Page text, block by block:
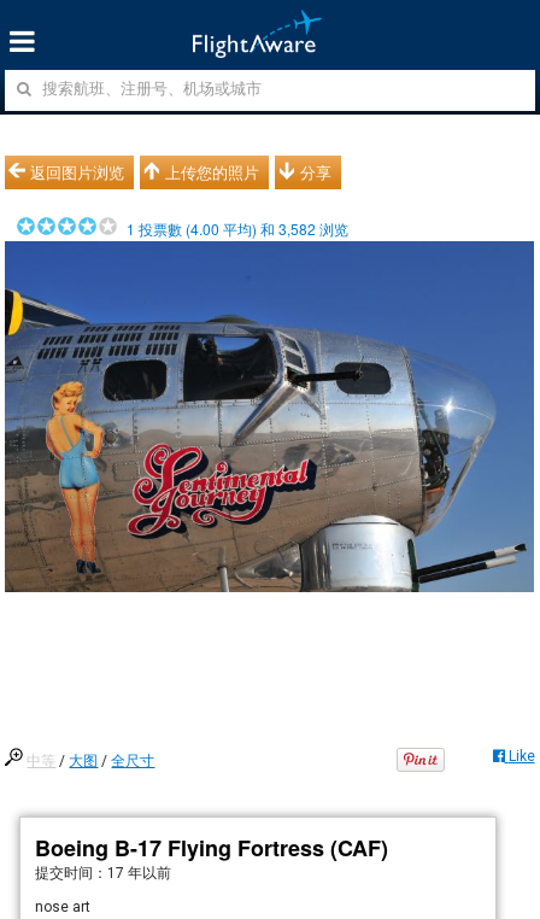
返回图片浏览 上传您的照片 分享
1 投票數 (4.00 平均) 和3,582 浏览
中等 /大图 /全尺寸 Like
Boeing B-17 Flying Fortress (CAF)
提交时间： 17 年以前
nose art